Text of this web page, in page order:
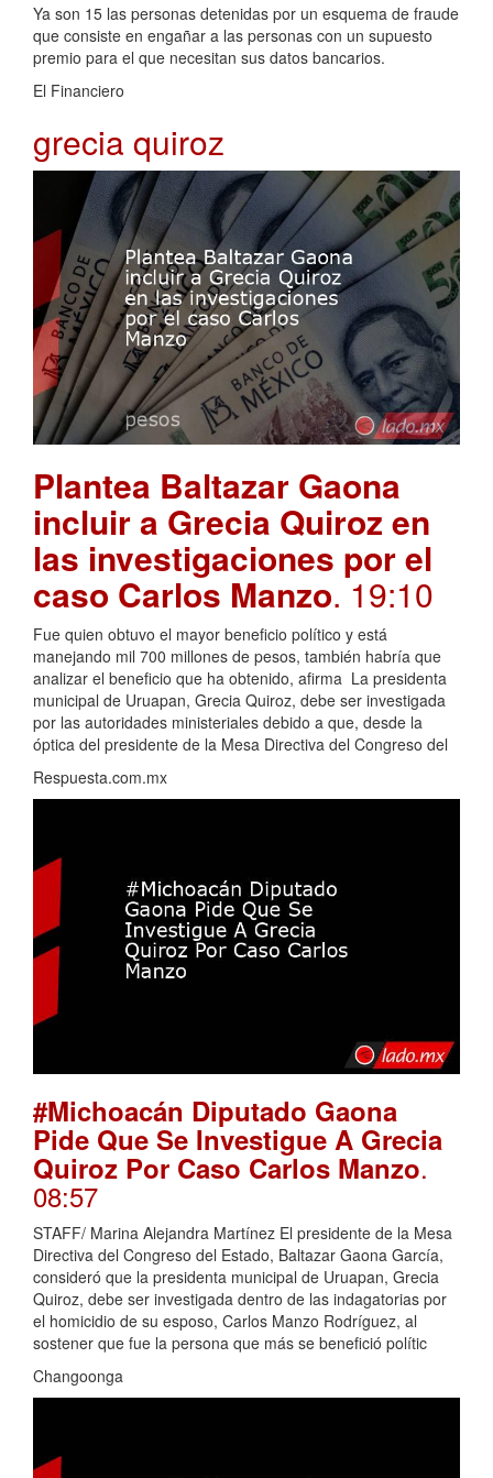
Ya son 15 las personas detenidas por un esquema de fraude
que consiste en engañar a las personas con un supuesto
premio para el que necesitan sus datos bancarios.
El Financiero
grecia quiroz
Plantea Baltazar Gaona
incluir a Grecia Quiroz en
las investigaciones por el
caso Carlos Manzo. 19:10
Fue quien obtuvo el mayor beneficio político y está
manejando mil 700 millones de pesos, también habría que
analizar el beneficio que ha obtenido, afirma La presidenta
municipal de Uruapan, Grecia Quiroz, debe ser investigada
por las autoridades ministeriales debido a que, desde la
óptica del presidente de la Mesa Directiva del Congreso del
Respuesta.com.mx
#Michoacán Diputado Gaona
Pide Que Se Investigue A Grecia
Quiroz Por Caso Carlos Manzo.
08:57
STAFF/ Marina Alejandra Martínez El presidente de la Mesa
Directiva del Congreso del Estado, Baltazar Gaona García,
consideró que la presidenta municipal de Uruapan, Grecia
Quiroz, debe ser investigada dentro de las indagatorias por
el homicidio de su esposo, Carlos Manzo Rodríguez, al
sostener que fue la persona que más se benefició polític
Changoonga